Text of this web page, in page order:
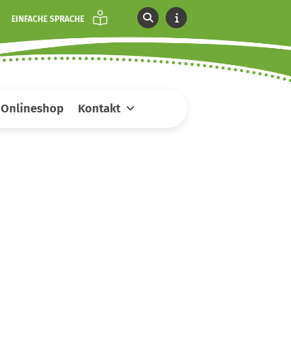
EINFACHE SPRACHE
Onlineshop Kontakt